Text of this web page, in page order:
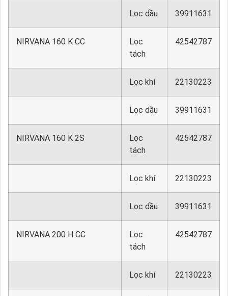
Lọc dầu 39911631
NIRVANA 160 K CC
Lọc
tách
42542787
Lọc khí 22130223
Lọc dầu 39911631
NIRVANA 160 K 2S
Lọc
tách
42542787
Lọc khí 22130223
Lọc dầu 39911631
NIRVANA 200 H CC
Lọc
tách
42542787
Lọc khí 22130223